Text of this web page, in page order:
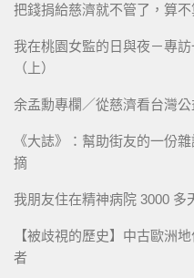
把錢捐給慈濟就不管了，算不
我在桃園女監的日與夜－專
（上）
余孟勳專欄／從慈濟看台灣
《大誌》：幫助街友的一份
摘
我朋友住在精神病院 3000
【被歧視的歷史】中古歐洲
者